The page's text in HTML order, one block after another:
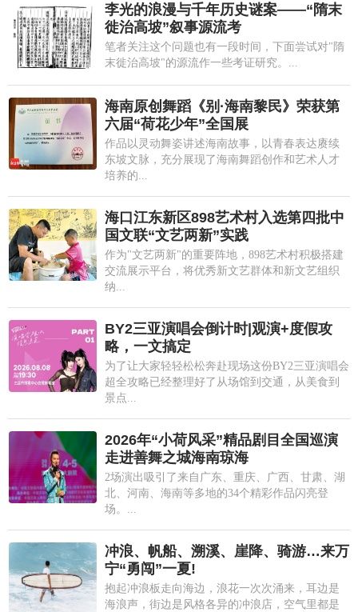
李光的浪漫与千年历史谜案——“隋末
徙治高坡”叙事源流考
笔者关注这个问题也有一段时间，下面尝试对"隋
末徙治高坡"的源流作一些考证研究。...
海南原创舞蹈《别·海南黎民》荣获第
六届“荷花少年”全国展
作品以灵动舞姿讲述海南故事，以青春表达赓续
东坡文脉，充分展现了海南舞蹈创作和艺术人才
培养的...
海口江东新区898艺术村入选第四批中
国文联“文艺两新”实践
作为"文艺两新"的重要阵地，898艺术村积极搭建
交流展示平台，将优秀新文艺群体和新文艺组织
纳...
BY2三亚演唱会倒计时|观演+度假攻
略，一文搞定
为了让大家轻轻松松奔赴现场这份BY2三亚演唱会
超全攻略已经整理好了从场馆到交通，从美食到
景点...
2026年“小荷风采”精品剧目全国巡演
走进善舞之城海南琼海
2场演出吸引了来自广东、重庆、广西、甘肃、湖
北、河南、海南等多地的34个精彩作品闪亮登
场。...
冲浪、帆船、溯溪、崖降、骑游…来万
宁“勇闯”一夏!
抱起冲浪板走向海边，浪花一次次涌来，耳边是
海浪声，街边是风格各异的冲浪店，空气里都是